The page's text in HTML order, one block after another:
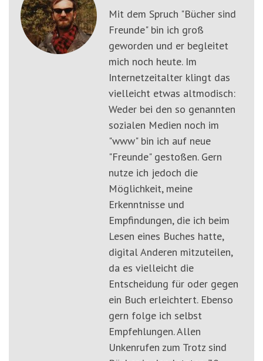
Mit dem Spruch "Bücher sind
Freunde" bin ich groß
geworden und er begleitet
mich noch heute. Im
Internetzeitalter klingt das
vielleicht etwas altmodisch:
Weder bei den so genannten
sozialen Medien noch im
"www" bin ich auf neue
"Freunde" gestoßen. Gern
nutze ich jedoch die
Möglichkeit, meine
Erkenntnisse und
Empfindungen, die ich beim
Lesen eines Buches hatte,
digital Anderen mitzuteilen,
da es vielleicht die
Entscheidung für oder gegen
ein Buch erleichtert. Ebenso
gern folge ich selbst
Empfehlungen. Allen
Unkenrufen zum Trotz sind